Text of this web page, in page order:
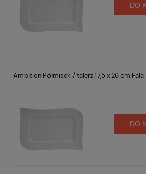
DO
Ambition Półmisek / talerz 17,5 x 26 cm Fala
DO